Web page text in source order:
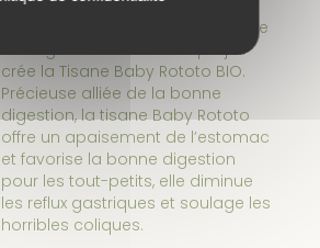
des problèmes digestifs ont été
déchirants. C’est dans le but de le
soulager naturellement que j’ai
crée la Tisane Baby Rototo BIO.
Précieuse alliée de la bonne
digestion, la tisane Baby Rototo
offre un apaisement de l’estomac
et favorise la bonne digestion
pour les tout-petits, elle diminue
les reflux gastriques et soulage les
horribles coliques.